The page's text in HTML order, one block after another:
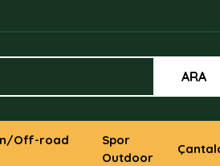
ARA
Off-road
Spor
Outdoor